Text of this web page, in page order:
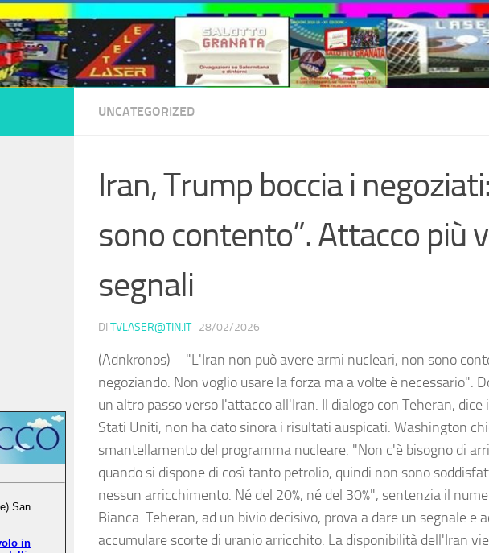
UNCATEGORIZED
Iran, Trump boccia i
sono contento”. Attacco più
segnali
DI TVLASER@TIN.IT · 28/02/2026
(Adnkronos) – "L'Iran non può avere armi nucleari, non sono
negoziando. Non voglio usare la forza ma a volte è necessario".
un altro passo verso l'attacco all'Iran. Il dialogo con Teheran, dice
Stati Uniti, non ha dato sinora i risultati auspicati. Washington
smantellamento del programma nucleare. "Non c'è bisogno di
quando si dispone di così tanto petrolio, quindi non sono
nessun arricchimento. Né del 20%, né del 30%", sentenzia il
Bianca. Teheran, ad un bivio decisivo, prova a dare un segnale e
accumulare scorte di uranio arricchito. La disponibilità dell'Iran